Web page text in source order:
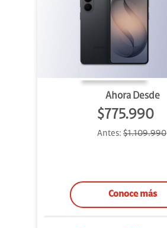
Ahora Desde
$775.990
Antes: $1.109.990
Conoce más